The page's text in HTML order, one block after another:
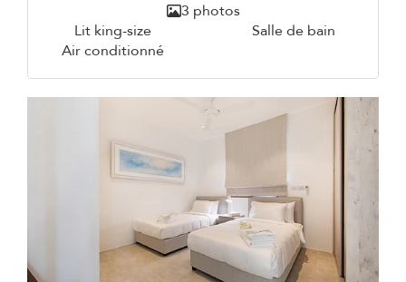
3 photos
Lit king-size
Salle de bain
Air conditionné